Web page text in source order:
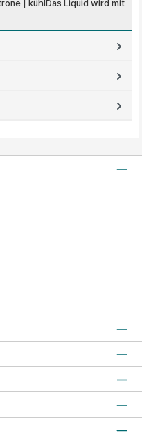
| kühlDas Liquid wird mit